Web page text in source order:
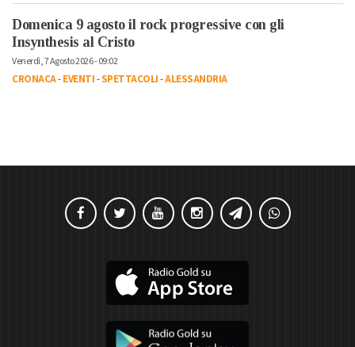
Domenica 9 agosto il rock progressive con gli
Insynthesis al Cristo
Venerdì, 7 Agosto 2026 - 09:02
CRONACA-EVENTI-SPETTACOLI-ALESSANDRIA